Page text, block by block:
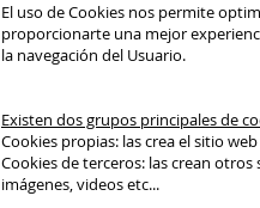
El uso de Cookies nos permite
proporcionarte una mejor
la navegación del Usuario.
Existen dos grupos principales de
Cookies propias: las crea el sitio
Cookies de terceros: las crean
imágenes, videos etc...